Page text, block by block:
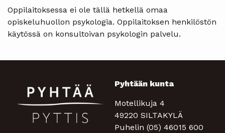
Oppilaitoksessa ei ole tällä hetkellä omaa
opiskeluhuollon psykologia. Oppilaitoksen henkilöstön
käytössä on konsultoivan psykologin palvelu.
Pyhtään kunta
Motellikuja 4
49220 SILTAKYLÄ
Puhelin (05) 46015 600